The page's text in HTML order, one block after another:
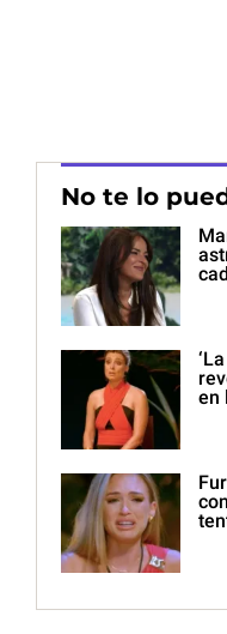
No te lo
en